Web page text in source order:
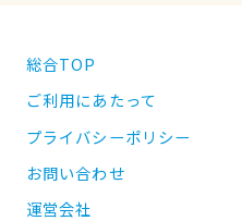
総合TOP
ご利用にあたって
プライバシーポリシー
お問い合わせ
運営会社